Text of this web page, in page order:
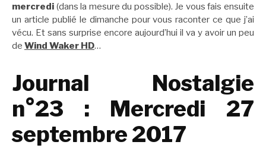
mercredi (dans la mesure du possible). Je vous fais ensuite
un article publié le dimanche pour vous raconter ce que j’ai
vécu. Et sans surprise encore aujourd’hui il va y avoir un peu
de Wind Waker HD…
Journal Nostalgie
n°23 : Mercredi 27
septembre 2017